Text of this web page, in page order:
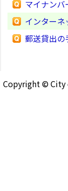
マイナン
インターネ
郵送貸出の
Copyright © City